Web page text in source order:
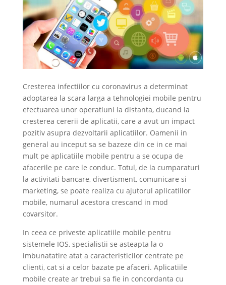
Cresterea infectiilor cu coronavirus a determinat
adoptarea la scara larga a tehnologiei mobile pentru
efectuarea unor operatiuni la distanta, ducand la
cresterea cererii de aplicatii, care a avut un impact
pozitiv asupra dezvoltarii aplicatiilor. Oamenii in
general au inceput sa se bazeze din ce in ce mai
mult pe aplicatiile mobile pentru a se ocupa de
afacerile pe care le conduc. Totul, de la cumparaturi
la activitati bancare, divertisment, comunicare si
marketing, se poate realiza cu ajutorul aplicatiilor
mobile, numarul acestora crescand in mod
covarsitor.
In ceea ce priveste aplicatiile mobile pentru
sistemele IOS, specialistii se asteapta la o
imbunatatire atat a caracteristicilor centrate pe
clienti, cat si a celor bazate pe afaceri. Aplicatiile
mobile create ar trebui sa fie in concordanta cu